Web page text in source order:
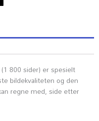
800 sider) er spesielt
bildekvaliteten og den
regne med, side etter